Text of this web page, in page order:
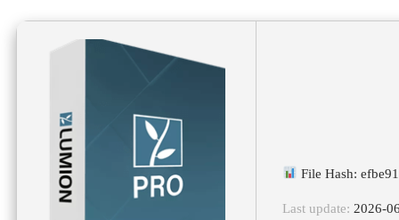
File Hash:
Last update: 2026-